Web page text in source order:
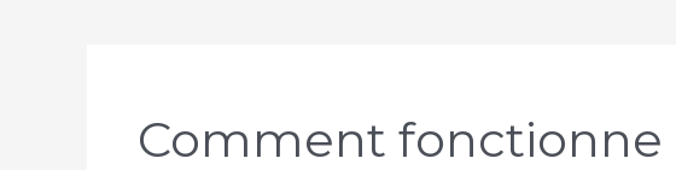
Comment fonctionne